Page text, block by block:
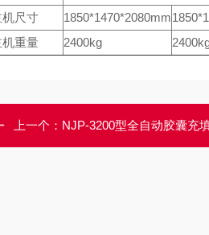
机尺寸
1850*1470*2080mm
机重量
2400kg
上一个： NJP-3200型全自动胶囊充